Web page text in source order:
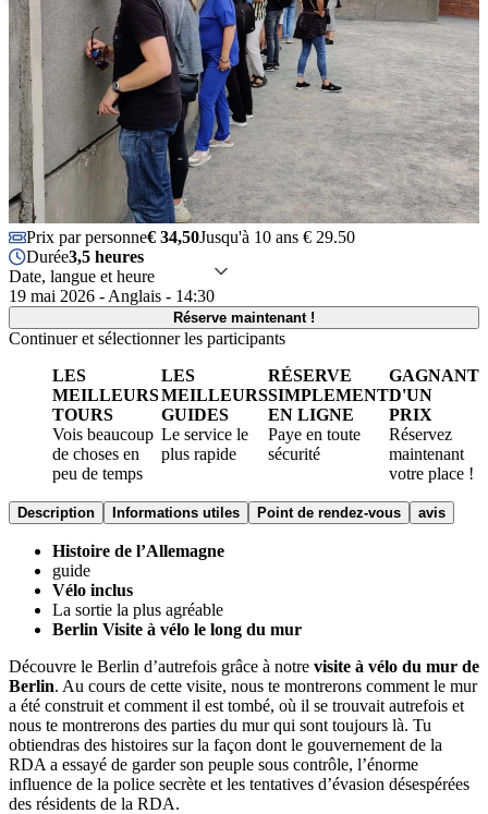
Prix par personne€ 34,50Jusqu'à 10 ans € 29.50
Durée3,5 heures
Date, langue et heure
19 mai 2026 - Anglais - 14:30
Réserve maintenant !
Continuer et sélectionner les participants
LES
MEILLEURS
TOURS
Vois beaucoup
de choses en
peu de temps
LES
MEILLEURS
GUIDES
Le service le
plus rapide
RÉSERVE
SIMPLEMENT
EN LIGNE
Paye en toute
sécurité
GAGNANT
D'UN
PRIX
Réservez
maintenant
votre place !
Description Informations utiles Point de rendez-vous avis
Histoire de l’Allemagne
guide
Vélo inclus
La sortie la plus agréable
Berlin Visite à vélo le long du mur
Découvre le Berlin d’autrefois grâce à notre visite à vélo du mur de
Berlin. Au cours de cette visite, nous te montrerons comment le mur
a été construit et comment il est tombé, où il se trouvait autrefois et
nous te montrerons des parties du mur qui sont toujours là. Tu
obtiendras des histoires sur la façon dont le gouvernement de la
RDA a essayé de garder son peuple sous contrôle, l’énorme
influence de la police secrète et les tentatives d’évasion désespérées
des résidents de la RDA.